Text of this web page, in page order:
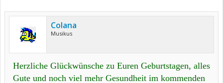
Colana
Musikus
Herzliche Glückwünsche zu Euren Geburtstagen, alles
Gute und noch viel mehr Gesundheit im kommenden